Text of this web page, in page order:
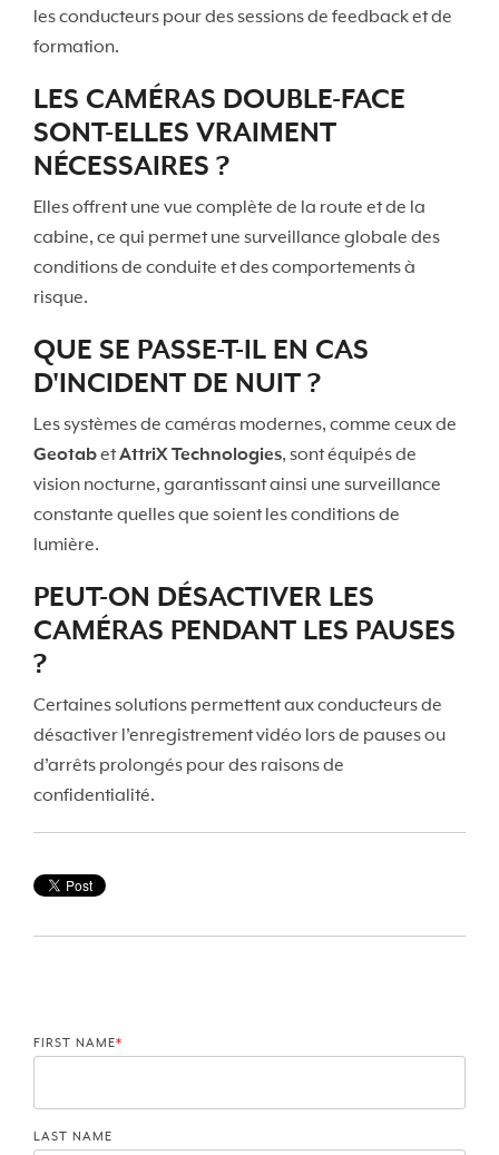
les conducteurs pour des sessions de feedback et de
formation.
LES CAMÉRAS DOUBLE-FACE
SONT-ELLES VRAIMENT
NÉCESSAIRES ?
Elles offrent une vue complète de la route et de la
cabine, ce qui permet une surveillance globale des
conditions de conduite et des comportements à
risque.
QUE SE PASSE-T-IL EN CAS
D'INCIDENT DE NUIT ?
Les systèmes de caméras modernes, comme ceux de
GeotabetAttriX Technologies, sont équipés de
vision nocturne, garantissant ainsi une surveillance
constante quelles que soient les conditions de
lumière.
PEUT-ON DÉSACTIVER LES
CAMÉRAS PENDANT LES PAUSES
?
Certaines solutions permettent aux conducteurs de
désactiver l’enregistrement vidéo lors de pauses ou
d’arrêts prolongés pour des raisons de
confidentialité.
FIRST NAME*
LAST NAME